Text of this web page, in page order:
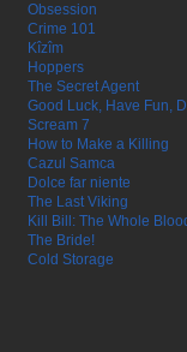
Obsession
Crime 101
Kîzîm
Hoppers
The Secret Agent
Good Luck, Have Fun,
Scream 7
How to Make a Killing
Cazul Samca
Dolce far niente
The Last Viking
Kill Bill: The Whole
The Bride!
Cold Storage